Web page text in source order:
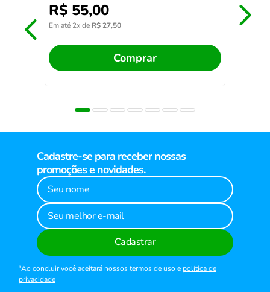
R$ 55,00
Em até 2x de R$ 27,50
Comprar
Cadastre-se para receber nossas
promoções e novidades.
Cadastrar
*Ao concluir você aceitará nossos termos de uso epolítica de
privacidade